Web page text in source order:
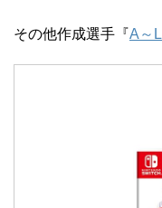
その他作成選手『A～L